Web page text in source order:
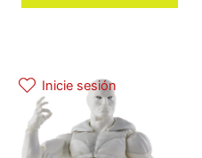
Inicie sesión